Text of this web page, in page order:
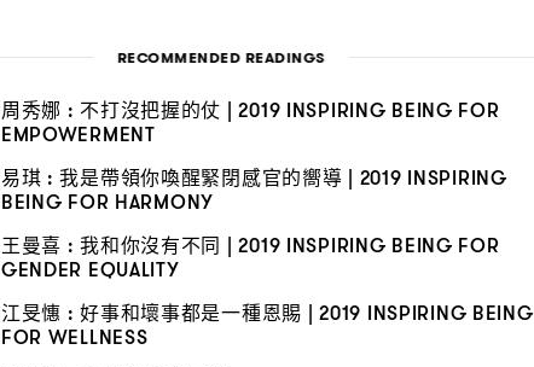
RECOMMENDED READINGS
周秀娜 : 不打沒把握的仗 | 2019 INSPIRING BEING FOR
EMPOWERMENT
易琪 :我是帶領你喚醒緊閉感官的嚮導 | 2019 INSPIRING
BEING FOR HARMONY
王曼喜 :我和你沒有不同 | 2019 INSPIRING BEING FOR
GENDER EQUALITY
江旻憓 :好事和壞事都是一種恩賜 | 2019 INSPIRING BEING
FOR WELLNESS